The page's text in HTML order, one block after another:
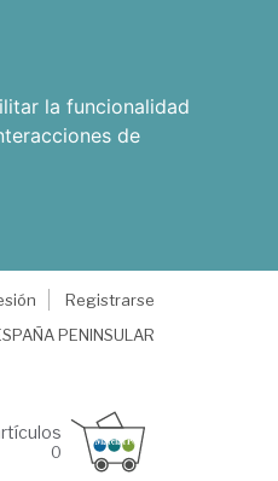
la funcionalidad
de
Registrarse
PENINSULAR
0